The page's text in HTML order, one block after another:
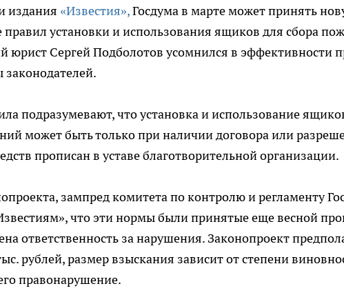
издания «Известия»,Госдума в марте может принять
установки и использования ящиков для сбора
юрист Сергей Подболотов усомнился в эффективности
подразумевают, что установка и использование
может быть только при наличии договора или
прописан в уставе благотворительной организации.
зампред комитета по контролю и регламенту
что эти нормы были принятые еще весной
ответственность за нарушения. Законопроект
рублей, размер взыскания зависит от степени
правонарушение.